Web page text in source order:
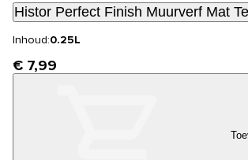
Histor Perfect Finish Muurverf Mat
Inhoud:0.25L
€ 7,99